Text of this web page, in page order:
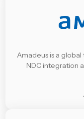
Amadeus is a
NDC integration